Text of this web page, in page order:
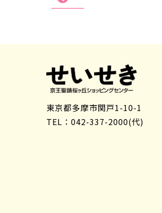
東京都多摩市関戸1-10-1
TEL：042-337-2000(代)